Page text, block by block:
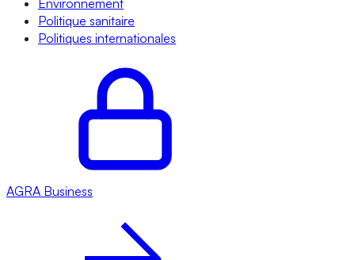
Environnement
Politique sanitaire
Politiques internationales
AGRA Business